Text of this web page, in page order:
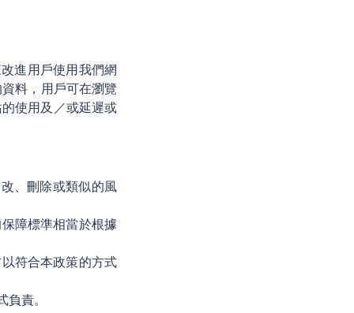
進用戶使用我們網
料，用戶可在瀏覽
使用及／或延遲或
、刪除或類似的風
障標準相當於根據
符合本政策的方式
責。